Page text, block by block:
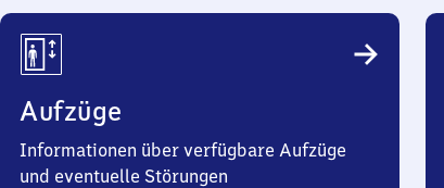
Aufzüge
Informationen über verfügbare Aufzüge
und eventuelle Störungen